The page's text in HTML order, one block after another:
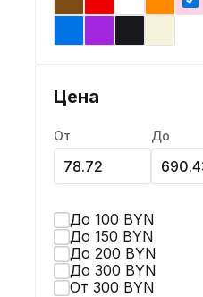
Цена
От До
До 100 BYN
До 150 BYN
До 200 BYN
До 300 BYN
От 300 BYN